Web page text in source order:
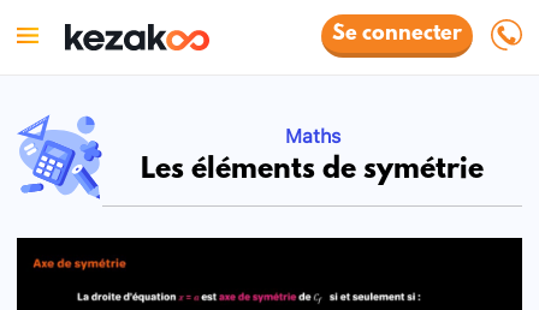
Se connecter
Maths
Les éléments de symétrie